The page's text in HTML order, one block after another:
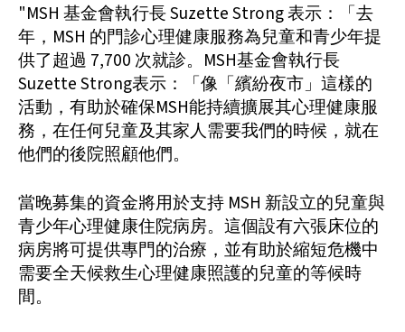
"MSH 基金會執行長 Suzette Strong 表示：「去
年，MSH 的門診心理健康服務為兒童和青少年提
供了超過 7,700 次就診。MSH基金會執行長
Suzette Strong表示：「像「繽紛夜市」這樣的
活動，有助於確保MSH能持續擴展其心理健康服
務，在任何兒童及其家人需要我們的時候，就在
他們的後院照顧他們。
當晚募集的資金將用於支持 MSH 新設立的兒童與
青少年心理健康住院病房。這個設有六張床位的
病房將可提供專門的治療，並有助於縮短危機中
需要全天候救生心理健康照護的兒童的等候時
間。